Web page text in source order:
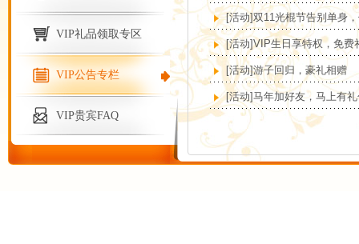
[活动]双11光棍节告别单身
[活动]VIP生日享特权，免费
[活动]游子回归，豪礼相赠
[活动]马年加好友，马上有
VIP礼品领取专区
VIP公告专栏
VIP贵宾FAQ